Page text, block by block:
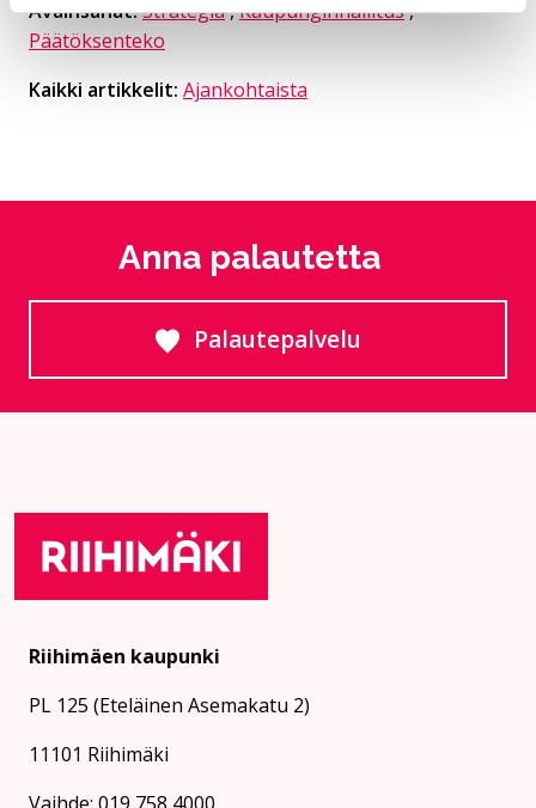
Avainsanat:Strategia,Kaupunginhallitus,
Päätöksenteko
Kaikki artikkelit: Ajankohtaista
Anna palautetta
Palautepalvelu
Siirtyy ulkoiselle
Riihimäen kaupunki
PL 125 (Eteläinen Asemakatu 2)
11101 Riihimäki